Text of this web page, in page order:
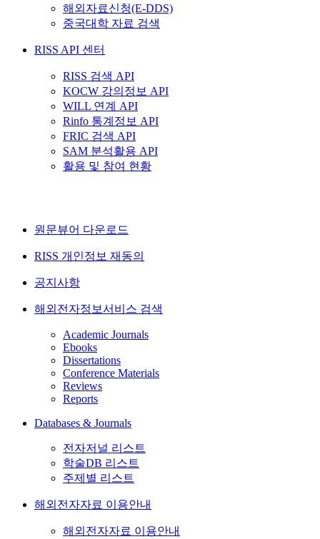
해외자료신청(E-DDS)
중국대학 자료 검색
RISS API 센터
RISS 검색 API
KOCW 강의정보 API
WILL 연계 API
Rinfo 통계정보 API
FRIC 검색 API
SAM 분석활용 API
활용 및 참여 현황
원문뷰어 다운로드
RISS 개인정보 재동의
공지사항
해외전자정보서비스 검색
Academic Journals
Ebooks
Dissertations
Conference Materials
Reviews
Reports
Databases & Journals
전자저널 리스트
학술DB 리스트
주제별 리스트
해외전자자료 이용안내
해외전자자료 이용안내